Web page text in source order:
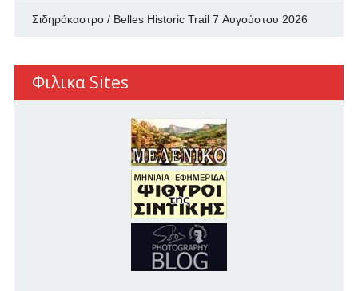
Σιδηρόκαστρο / Belles Historic Trail 7 Αυγούστου 2026
Φιλικα Sites